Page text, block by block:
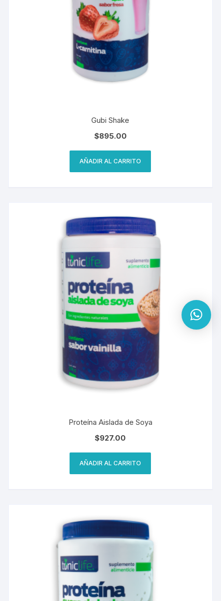
Gubi Shake
$895.00
AÑADIR AL CARRITO
Proteína Aislada de Soya
$927.00
AÑADIR AL CARRITO